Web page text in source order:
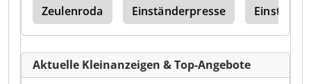
Zeulenroda Einständerpresse
Aktuelle Kleinanzeigen & Top-Angebote